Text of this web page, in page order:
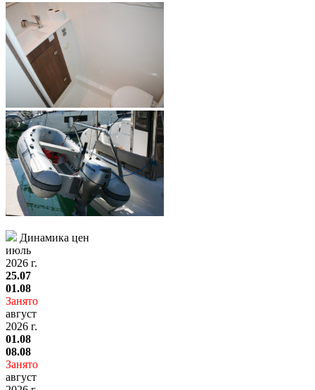
Динамика цен
июль
2026 г.
25.07
01.08
Занято
август
2026 г.
01.08
08.08
Занято
август